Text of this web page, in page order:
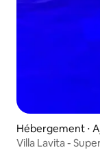
Hébergement ⋅
Villa Lavita -